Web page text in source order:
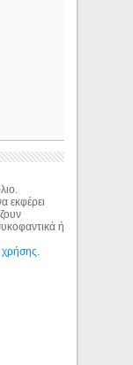
εκφέρει
ή
χρήσης